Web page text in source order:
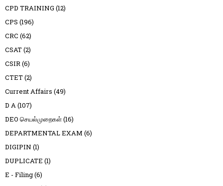
CPD TRAINING (12)
CPS (196)
CRC (62)
CSAT(2)
CSIR (6)
CTET(2)
Current Affairs (49)
D A (107)
DEO செயல்முறைகள்(16)
DEPARTMENTAL EXAM (6)
DIGIPIN (1)
DUPLICATE (1)
E - Filing(6)